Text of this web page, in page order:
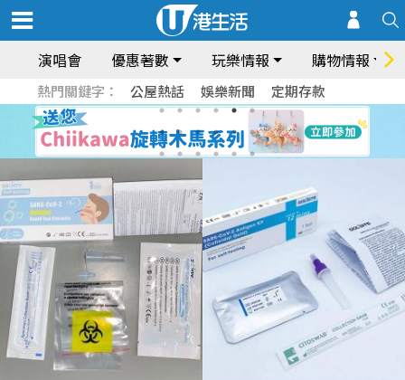
演唱會 優惠著數 玩樂情報 購物情報
熱門關鍵字： 公屋熱話 娛樂新聞 定期存款